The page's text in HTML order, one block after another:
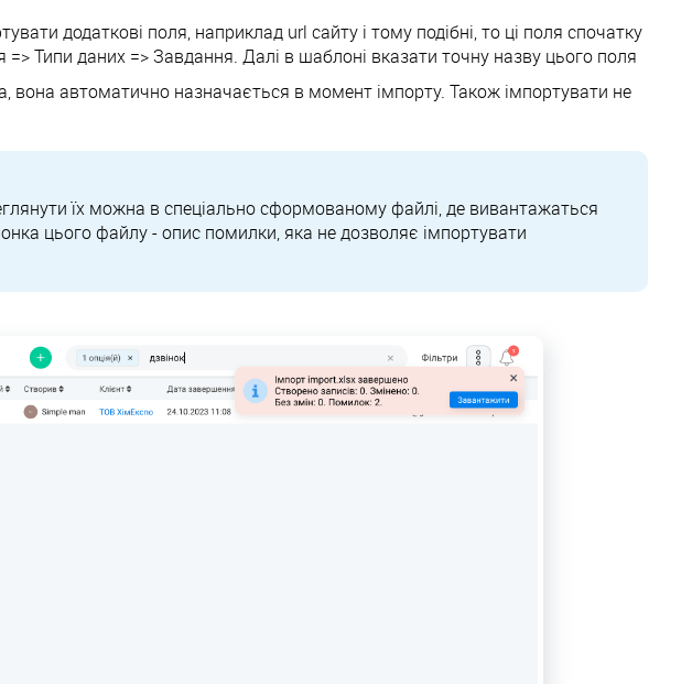
додаткові поля, наприклад url сайту і тому подібні, то ці поля спочатку
=> Типи даних => Завдання. Далі в шаблоні вказати точну назву цього поля
вона автоматично назначається в момент імпорту. Також імпортувати не
їх можна в спеціально сформованому файлі, де вивантажаться
цього файлу - опис помилки, яка не дозволяє імпортувати